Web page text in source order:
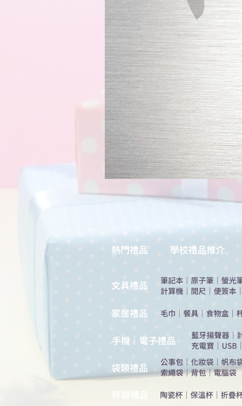
熱門禮品 學校禮品推介
​文具禮品 筆記本 ｜ 原子筆 ｜ 螢光
計算機 ｜ 間尺 ｜ 便簽本 ｜
​家居禮品 ​毛巾 ｜ 餐具 ｜ 食物盒 ｜
手機｜電子禮品 ​藍牙揚聲器 ｜
充電寶 ｜ USB ｜
​袋類禮品 公事包 ｜ 化妝袋 ｜ 帆布
索繩袋｜背包｜電腦袋
陶瓷杯 ｜ 保溫杯 ｜ 折疊